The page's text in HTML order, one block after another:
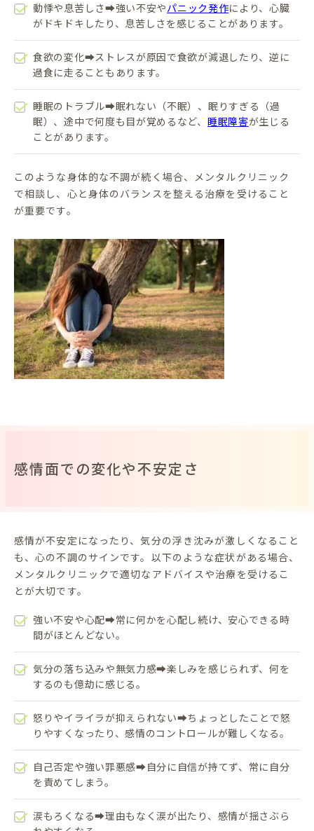
動悸や息苦しさ➡強い不安やパニック発作により、心臓
がドキドキしたり、息苦しさを感じることがあります。
食欲の変化➡ストレスが原因で食欲が減退したり、逆に
過食に走ることもあります。
睡眠のトラブル➡眠れない（不眠）、眠りすぎる（過
眠）、途中で何度も目が覚めるなど、 睡眠障害が生じる
ことがあります。
このような身体的な不調が続く場合、メンタルクリニック
で相談し、心と身体のバランスを整える治療を受けること
が重要です。
感情面での変化や不安定さ
感情が不安定になったり、気分の浮き沈みが激しくなること
も、心の不調のサインです。以下のような症状がある場合、
メンタルクリニックで適切なアドバイスや治療を受けるこ
とが大切です。
強い不安や心配➡常に何かを心配し続け、安心できる時
間がほとんどない。
気分の落ち込みや無気力感➡楽しみを感じられず、何を
するのも億劫に感じる。
怒りやイライラが抑えられない➡ちょっとしたことで怒
りやすくなったり、感情のコントロールが難しくなる。
自己否定や強い罪悪感➡自分に自信が持てず、常に自分
を責めてしまう。
涙もろくなる➡理由もなく涙が出たり、感情が揺さぶら